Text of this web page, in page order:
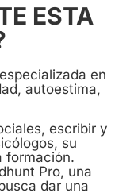
ESTA
en
autoestima,
escribir y
su
formación.
Pro, una
dar una